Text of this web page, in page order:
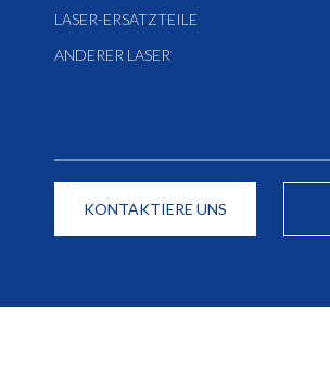
LASER-ERSATZTEILE
ANDERER LASER
KONTAKTIERE UNS